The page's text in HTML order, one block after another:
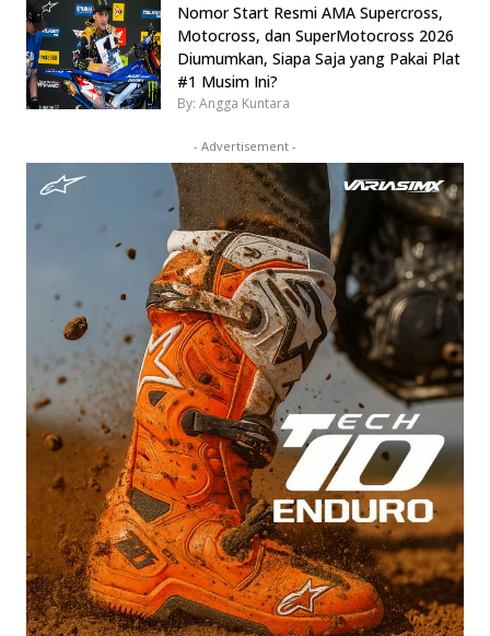
Nomor Start Resmi AMA Supercross,
Motocross, dan SuperMotocross 2026
Diumumkan, Siapa Saja yang Pakai Plat
#1 Musim Ini?
By: Angga Kuntara
- Advertisement -